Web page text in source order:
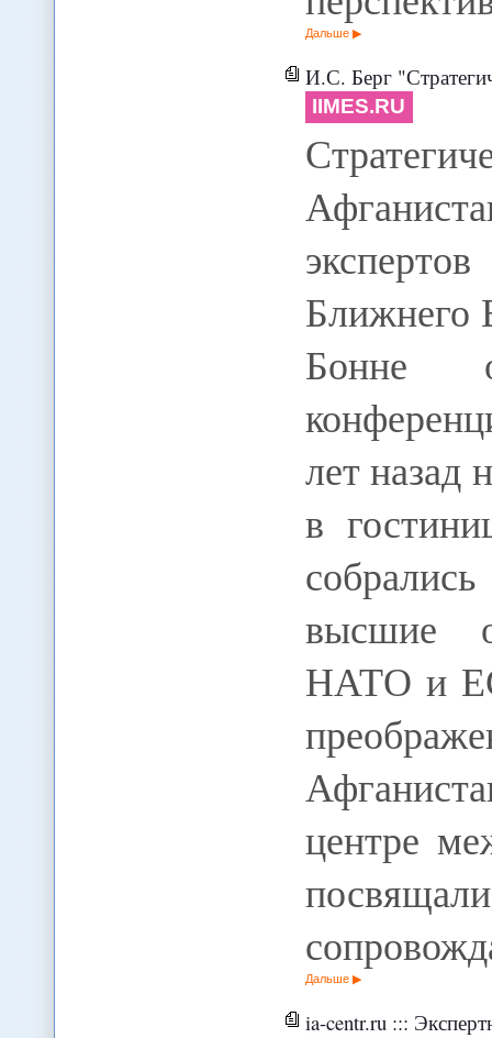
Дальше
И.С. Берг
IIMES.RU
Ближнего
Бонне
лет назад
в
высшие
НАТО и
центре
Дальше
ia-centr.ru ::: Экспертная